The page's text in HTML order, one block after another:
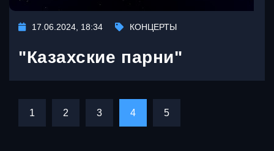
17.06.2024, 18:34 КОНЦЕРТЫ
"Казахские парни"
1 2 3 4 5